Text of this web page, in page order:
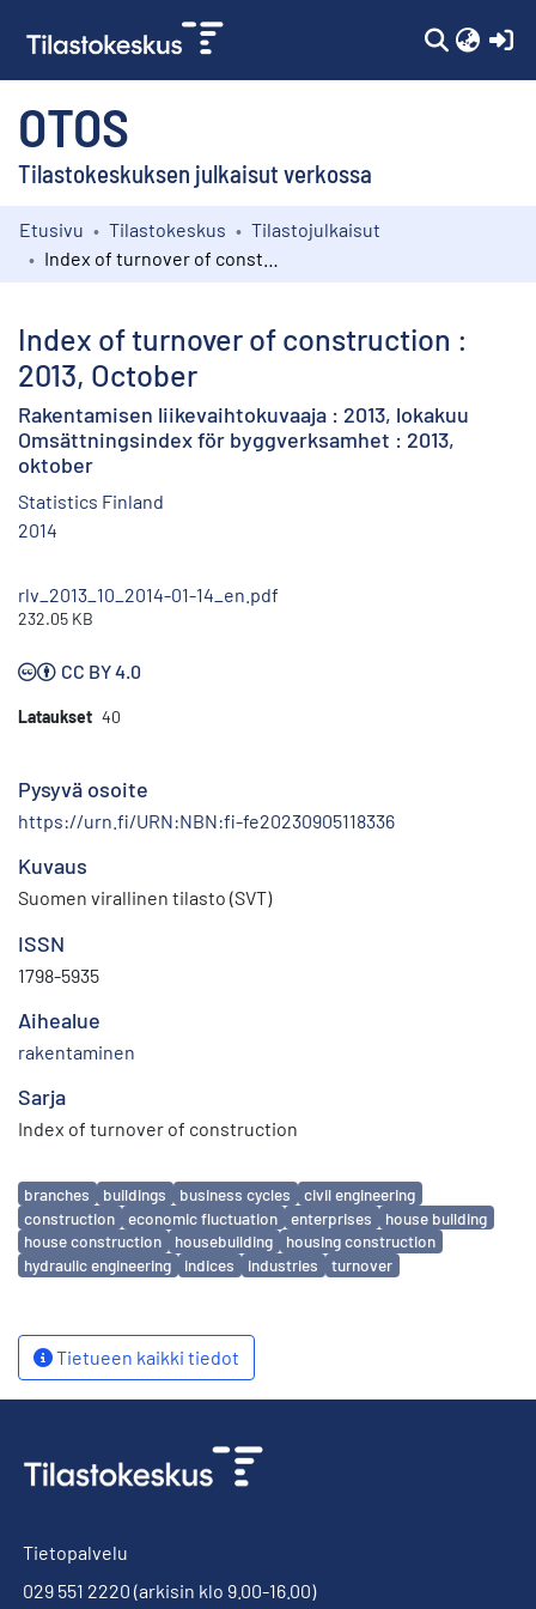
OTOS
Tilastokeskuksen julkaisut verkossa
Kokoelmat
Etusivu Tilastokeskus
Tilastojulkaisut
Index of turnover of construction :
2013, October
Rakentamisen liikevaihtokuvaaja : 2013, lokakuu
Omsättningsindex för byggverksamhet : 2013,
oktober
Statistics Finland
2014
rlv_2013_10_2014-01-14_en.pdf
232.05 KB
CC BY 4.0
Lataukset 40
Pysyvä osoite
https://urn.fi/URN:NBN:fi-fe20230905118336
Kuvaus
Suomen virallinen tilasto (SVT)
ISSN
1798-5935
Aihealue
rakentaminen
Sarja
Index of turnover of construction
Avainsanat
branches buildings business cycles
civil engineering
construction
economic fluctuation enterprises
house building
house construction
housebuilding
housing construction
hydraulic engineering
indices industries turnover
Tietueen kaikki tiedot
Tietopalvelu
029 551 2220 (arkisin klo 9.00-16.00)